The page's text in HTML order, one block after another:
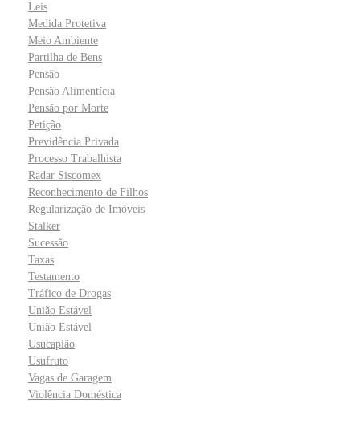
Leis
Medida Protetiva
Meio Ambiente
Partilha de Bens
Pensão
Pensão Alimentícia
Pensão por Morte
Petição
Previdência Privada
Processo Trabalhista
Radar Siscomex
Reconhecimento de Filhos
Regularização de Imóveis
Stalker
Sucessão
Taxas
Testamento
Tráfico de Drogas
União Estável
União Estável
Usucapião
Usufruto
Vagas de Garagem
Violência Doméstica